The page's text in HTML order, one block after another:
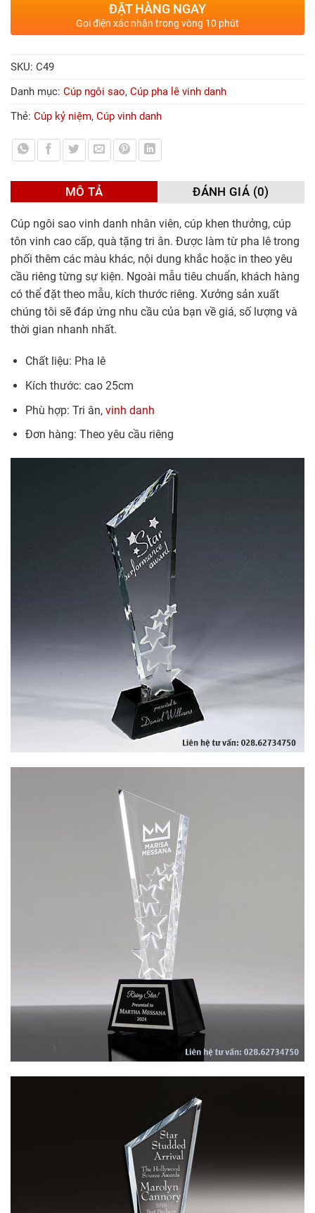
ĐẶT HÀNG NGAY
Gọi điện xác nhận trong vòng 10 phút
SKU: C49
Danh mục: Cúp ngôi sao, Cúp pha lê vinh danh
Thẻ: Cúp kỷ niệm, Cúp vinh danh
MÔ TẢ ĐÁNH GIÁ (0)
Cúp ngôi sao vinh danh nhân viên, cúp khen thưởng, cúp
tôn vinh cao cấp, quà tặng tri ân. Được làm từ pha lê trong
phối thêm các màu khác, nội dung khắc hoặc in theo yêu
cầu riêng từng sự kiện. Ngoài mẫu tiêu chuẩn, khách hàng
có thể đặt theo mẫu, kích thước riêng. Xưởng sản xuất
chúng tôi sẽ đáp ứng nhu cầu của bạn về giá, số lượng và
thời gian nhanh nhất.
Chất liệu: Pha lê
Kích thước: cao 25cm
Phù hợp: Tri ân, vinh danh
Đơn hàng: Theo yêu cầu riêng